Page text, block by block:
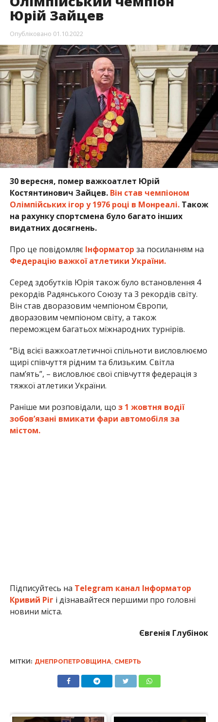
Юрій Зайцев
Опубліковано 01.10.2022
30 вересня, помер важкоатлет Юрій
Костянтинович Зайцев. Він став чемпіоном
Олімпійських ігор у 1976 році в Монреалі.Також
на рахунку спортсмена було багато інших
видатних досягнень.
Про це повідомляє Інформатор за посиланням на
Федерацію важкої атлетики України.
Серед здобутків Юрія також було встановлення 4
рекордів Радянського Союзу та 3 рекордів світу.
Він став дворазовим чемпіоном Європи,
дворазовим чемпіоном світу, а також
переможцем багатьох міжнародних турнірів.
“Від всієї важкоатлетичної спільноти висловлюємо
щирі співчуття рідним та близьким. Світла
пам’ять”, – висловлює свої співчуття федерація з
тяжкої атлетики України.
Раніше ми розповідали, що з 1 жовтня водії
зобов’язані вмикати фари автомобіля за
містом.
Підписуйтесь на Telegram канал Інформатор
Кривий Ріг і дізнавайтеся першими про головні
новини міста.
Євгенія Глубінок
МІТКИ: ДНЕПРОПЕТРОВЩИНА СМЕРТЬ